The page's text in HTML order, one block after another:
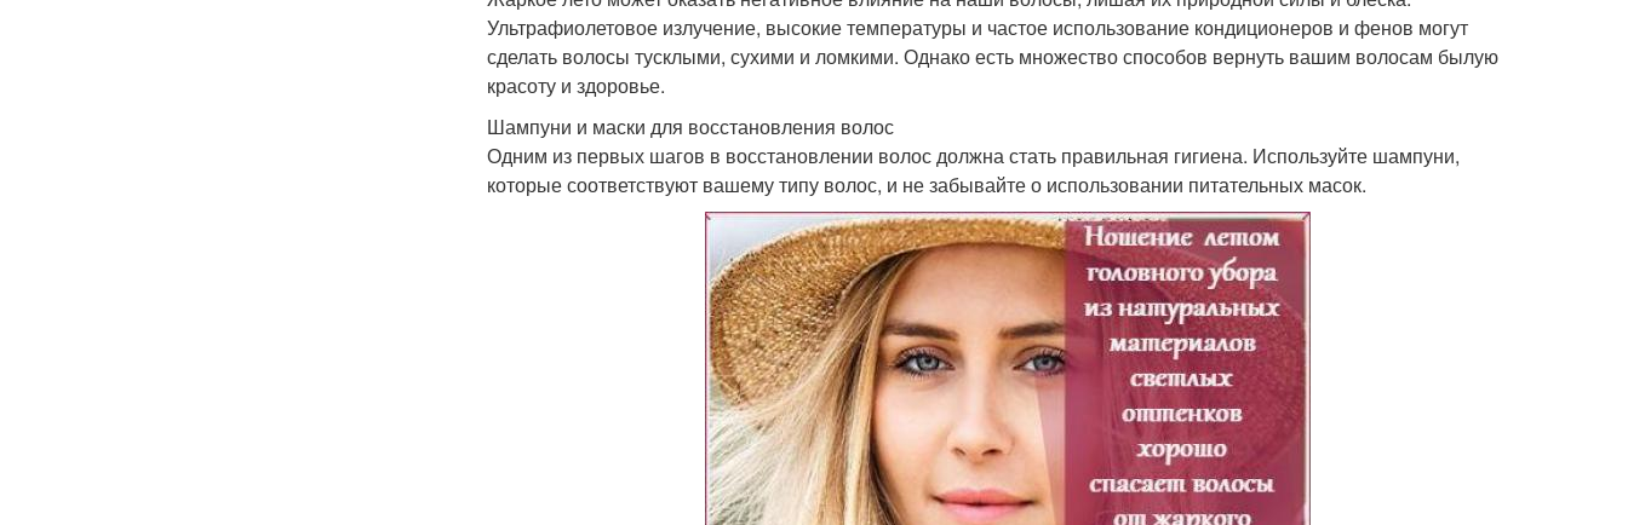
Ультрафиолетовое излучение, высокие температуры и частое использование кондиционеров и фенов могут
сделать волосы тусклыми, сухими и ломкими. Однако есть множество способов вернуть вашим волосам былую
красоту и здоровье.
Шампуни и маски для восстановления волос
Одним из первых шагов в восстановлении волос должна стать правильная гигиена. Используйте шампуни,
которые соответствуют вашему типу волос, и не забывайте о использовании питательных масок.